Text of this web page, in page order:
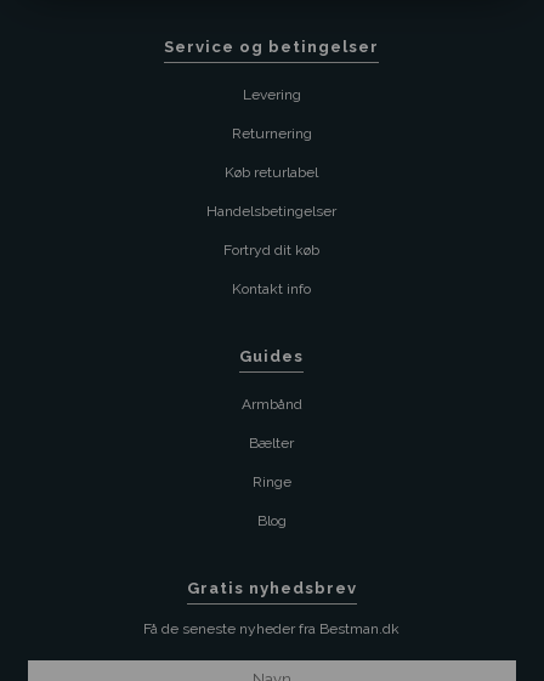
Service og betingelser
Levering
Returnering
Køb returlabel
Handelsbetingelser
Fortryd dit køb
Kontakt info
Guides
Armbånd
Bælter
Ringe
Blog
Gratis nyhedsbrev
Få de seneste nyheder fra Bestman.dk